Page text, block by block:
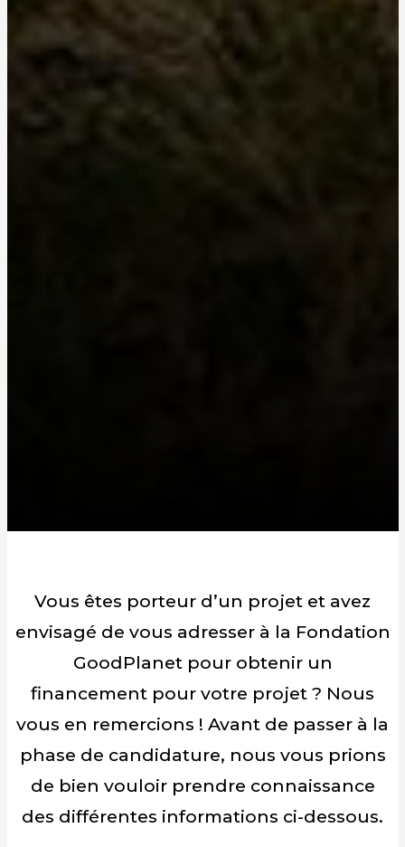
Vous êtes porteur d’un projet et avez
envisagé de vous adresser à la Fondation
GoodPlanet pour obtenir un
financement pour votre projet ? Nous
vous en remercions ! Avant de passer à la
phase de candidature, nous vous prions
de bien vouloir prendre connaissance
des différentes informations ci-dessous.